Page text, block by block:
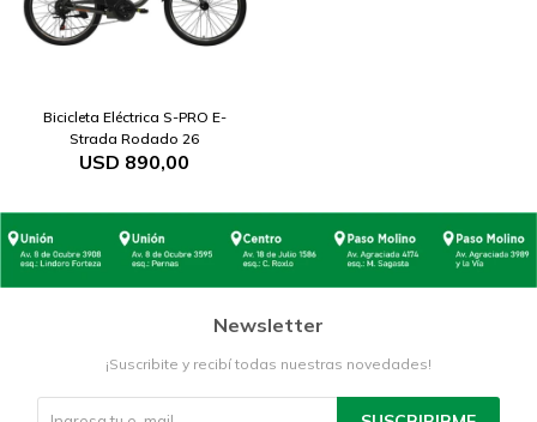
Bicicleta Eléctrica S-PRO E-
Strada Rodado 26
USD 890,00
Newsletter
¡Suscribite y recibí todas nuestras novedades!